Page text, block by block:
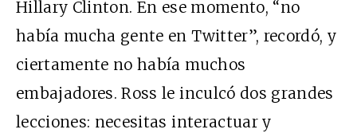
Hillary Clinton. En ese momento, “no
había mucha gente en Twitter”, recordó, y
ciertamente no había muchos
embajadores. Ross le inculcó dos grandes
lecciones: necesitas interactuar y